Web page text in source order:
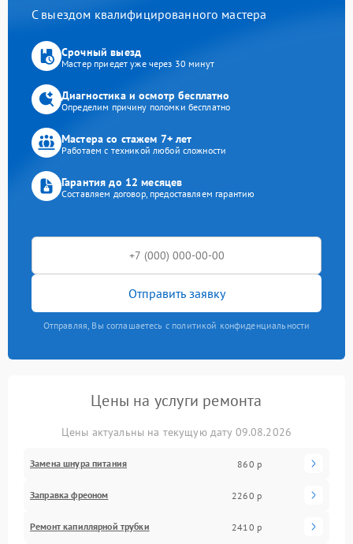
С выездом квалифицированного мастера
Срочный выезд
Мастер приедет уже через 30 минут
Диагностика и осмотр бесплатно
Определим причину поломки бесплатно
Мастера со стажем 7+ лет
Работаем с техникой любой сложности
Гарантия до 12 месяцев
Составляем договор, предоставляем гарантию
Отправить заявку
Отправляя, Вы соглашаетесь с политикой конфиденциальности
Цены на услуги ремонта
Цены актуальны на текущую дату 09.08.2026
Замена шнура питания 860 р
Заправка фреоном 2260 р
Ремонт капиллярной трубки 2410 р